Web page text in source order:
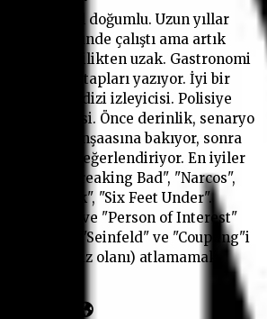
1974, İstanbul doğumlu. Uzun yıllar
basın sektöründe çalıştı ama artık
aktif gazetecilikten uzak. Gastronomi
ve seyahat kitapları yazıyor. İyi bir
okur, sıkı bir dizi izleyicisi. Polisiye
diziler favorisi. Önce derinlik, senaryo
ve karakter inşaasına bakıyor, sonra
oyunculuğu değerlendiriyor. En iyiler
listesinde "Breaking Bad", "Narcos",
"Prison Break", "Six Feet Under".
"Shameless" ve "Person of Interest"
başı çekiyor. "Seinfeld" ve "Coupling"i
(tabii ki İngiliz olanı) atlamamak